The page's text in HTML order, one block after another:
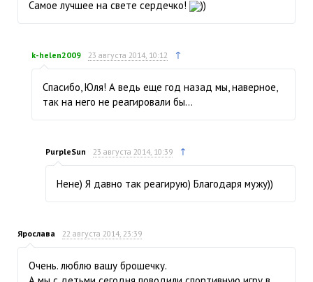
Самое лучшее на свете сердечко! ))
k-helen2009 23 августа 2014, 10:12 ↑
Спасибо, Юля! А ведь еще год назад мы, наверное,
так на него не реагировали бы…
PurpleSun 23 августа 2014, 10:39 ↑
Нене) Я давно так реагирую) Благодаря мужу))
Ярослава 22 августа 2014, 23:39
Очень. люблю вашу брошечку.